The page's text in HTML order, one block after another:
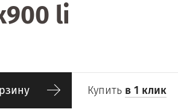
li
Купить в 1 клик